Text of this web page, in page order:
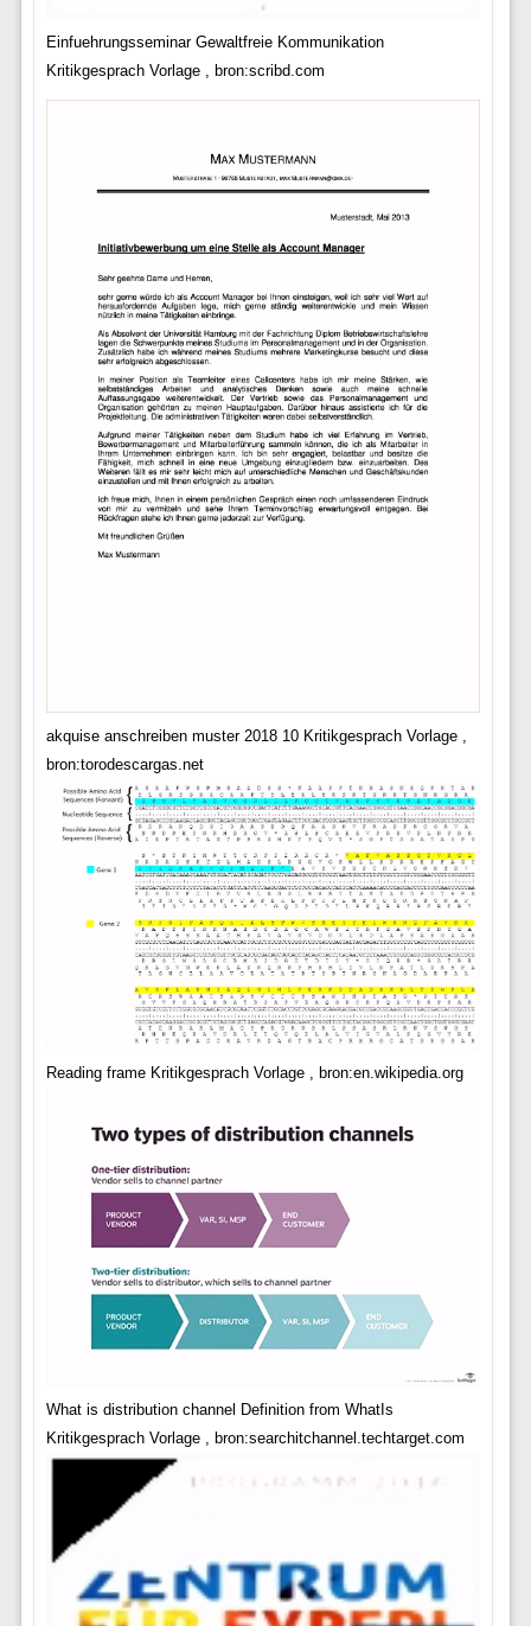
Einfuehrungsseminar Gewaltfreie Kommunikation
Kritikgesprach Vorlage , bron:scribd.com
akquise anschreiben muster 2018 10 Kritikgesprach Vorlage ,
bron:torodescargas.net
Reading frame Kritikgesprach Vorlage , bron:en.wikipedia.org
What is distribution channel Definition from WhatIs
Kritikgesprach Vorlage , bron:searchitchannel.techtarget.com